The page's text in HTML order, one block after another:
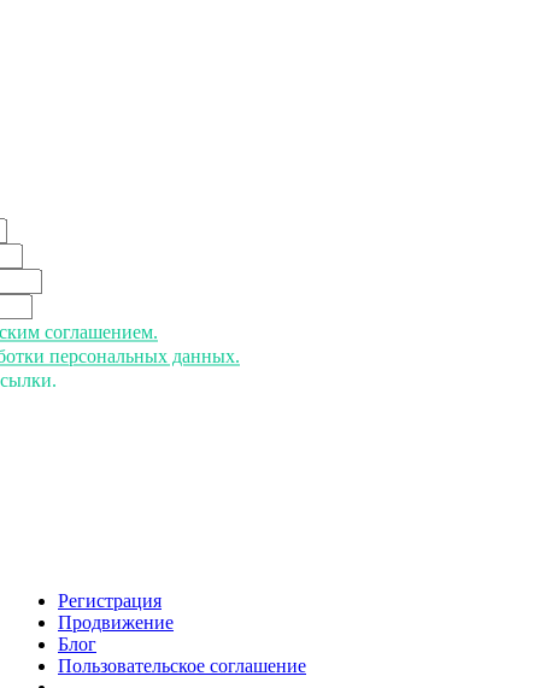
соглашением.
персональных данных.
Регистрация
Продвижение
Блог
Пользовательское соглашение